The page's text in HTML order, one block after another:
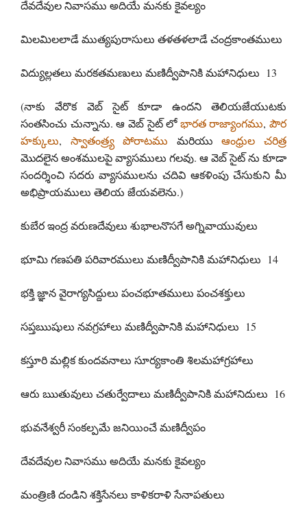
దేవదేవుల నివాసము అదియే మనకు కైవల్యం
మిలమిలలాడే ముత్యపురాసులు తళతళలాడే చంద్రకాంతములు
విద్యుల్లతలు మరకతమణులు మణిద్వీపానికి మహానిధులు 13
(నాకు వేరొక వెబ్ సైట్ కూడా ఉందని తెలియజేయుటకు
సంతసించు చున్నాను. ఆ వెబ్ సైట్ లోభారత రాజ్యాంగము, పౌర
హక్కులు, స్వాతంత్ర్య పోరాటము మరియుఆంధ్రుల చరిత్ర
మొదలైన అంశములపై వ్యాసములు గలవు. ఆ వెబ్ సైట్ ను కూడా
సందర్శించి సదరు వ్యాసములను చదివి ఆకళింపు చేసుకుని మీ
అభిప్రాయములు తెలియ జేయవలెను.)
కుబేర ఇంద్ర వరుణదేవులు శుభాలనొసగే అగ్నివాయువులు
భూమి గణపతి పరివారములు మణిద్వీపానికి మహానిధులు 14
భక్తి జ్ఞాన వైరాగ్యసిద్దులు పంచభూతములు పంచశక్తులు
సప్తఋషులు నవగ్రహాలు మణిద్వీపానికి మహానిధులు 15
కస్తూరి మల్లిక కుందవనాలు సూర్యకాంతి శిలమహాగ్రహాలు
ఆరు ఋతువులు చతుర్వేదాలు మణిద్వీపానికి మహానిదులు 16
భువనేశ్వరీ సంకల్పమే జనియించే మణిద్వీపం
దేవదేవుల నివాసము అదియే మనకు కైవల్యం
మంత్రిణి దండిని శక్తిసేనలు కాళికరాళి సేనాపతులు